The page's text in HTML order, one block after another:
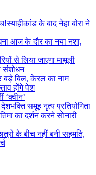
के बाद नेहा बोरा ने
आज के दौर का नया नशा,
से लिया जाएगा मामूली
संशोधन
बड़े बिल, केरल का नाम
होंगे पेश
समूह नृत्य प्रतियोगिता
का दर्शन करने सोनारी
के बीच नहीं बनी सहमति,